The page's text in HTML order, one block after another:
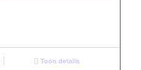
Toon details